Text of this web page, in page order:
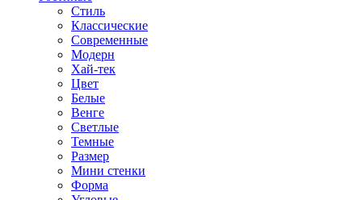
Стиль
Классические
Современные
Модерн
Хай-тек
Цвет
Белые
Венге
Светлые
Темные
Размер
Мини стенки
Форма